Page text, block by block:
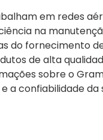
em redes
na
fornecimento
de alta
sobre o
a confiabilidade da